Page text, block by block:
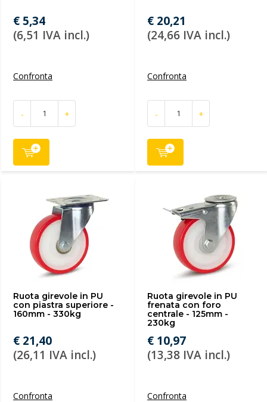
€ 5,34
(6,51 IVA incl.)
Confronta
- +
€ 20,21
(24,66 IVA incl.)
Confronta
- +
Ruota girevole in PU
con piastra superiore -
160mm - 330kg
€ 21,40
(26,11 IVA incl.)
Confronta
Ruota girevole in PU
frenata con foro
centrale - 125mm -
230kg
€ 10,97
(13,38 IVA incl.)
Confronta